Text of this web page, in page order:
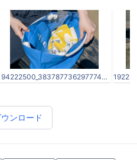
194222500_3837877362977748_2956271552925958305_n.jpg
ンロード